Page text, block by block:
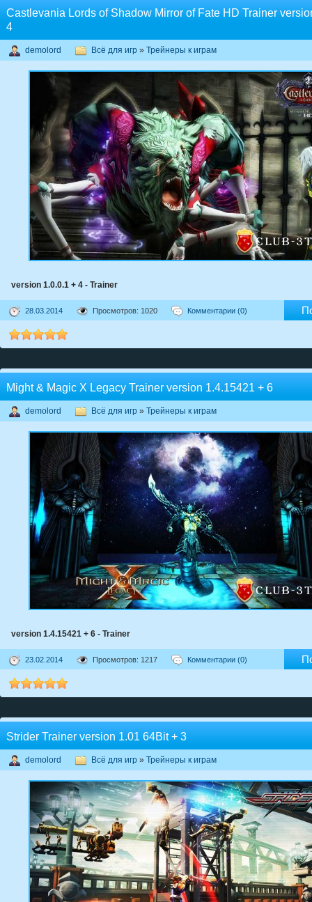
Castlevania Lords of Shadow Mirror of Fate HD Trainer
4
demolord Всё для игр » Трейнеры к играм
version 1.0.0.1 + 4 - Trainer
28.03.2014 Просмотров: 1020 Комментарии (0)
Might & Magic X Legacy Trainer version 1.4.15421 + 6
demolord Всё для игр » Трейнеры к играм
version 1.4.15421 + 6 - Trainer
23.02.2014 Просмотров: 1217 Комментарии (0)
Strider Trainer version 1.01 64Bit + 3
demolord Всё для игр » Трейнеры к играм